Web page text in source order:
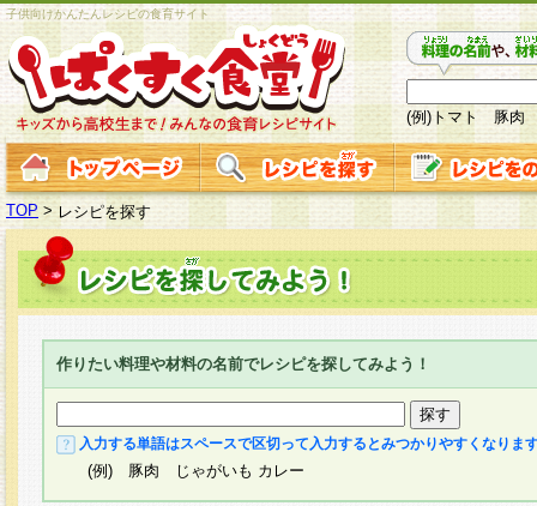
子供向けかんたんレシピの食育サイト
(例)トマト 豚肉
TOP > レシピを探す
作りたい料理や材料の名前でレシピを探してみよう！
入力する単語はスペースで区切って入力するとみつかりやすくなりま
(例) 豚肉 じゃがいも カレー